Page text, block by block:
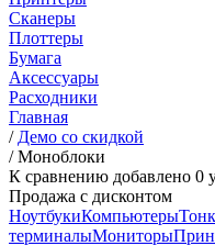
Сканеры
Плоттеры
Бумага
Аксессуары
Расходники
Главная
/ Демо со скидкой
/Моноблоки
К сравнению добавлено 0
Продажа с дисконтом
НоутбукиКомпьютеры
терминалыМониторы